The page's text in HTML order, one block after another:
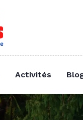
Activités